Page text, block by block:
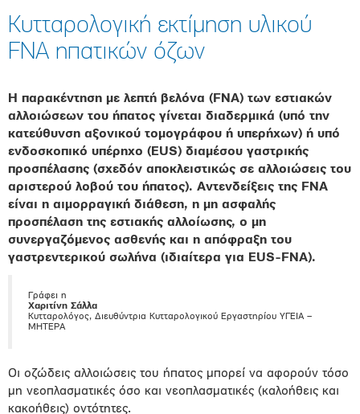
Κυτταρολογική εκτίμηση υλικού
FNA ηπατικών όζων
Η παρακέντηση με λεπτή βελόνα (FNA) των εστιακών
αλλοιώσεων του ήπατος γίνεται διαδερμικά (υπό την
κατεύθυνση αξονικού τομογράφου ή υπερήχων) ή υπό
ενδοσκοπικό υπέρηχο (EUS) διαμέσου γαστρικής
προσπέλασης (σχεδόν αποκλειστικώς σε αλλοιώσεις του
αριστερού λοβού του ήπατος). Αντενδείξεις της FNA
είναι η αιμορραγική διάθεση, η μη ασφαλής
προσπέλαση της εστιακής αλλοίωσης, ο μη
συνεργαζόμενος ασθενής και η απόφραξη του
γαστρεντερικού σωλήνα (ιδιαίτερα για EUS-FNA).
Γράφει η
Χαριτίνη Σάλλα
Κυτταρολόγος, Διευθύντρια Κυτταρολογικού Εργαστηρίου ΥΓΕΙΑ –
ΜΗΤΕΡΑ
Οι οζώδεις αλλοιώσεις του ήπατος μπορεί να αφορούν τόσο
μη νεοπλασματικές όσο και νεοπλασματικές (καλοήθεις και
κακοήθεις) οντότητες.